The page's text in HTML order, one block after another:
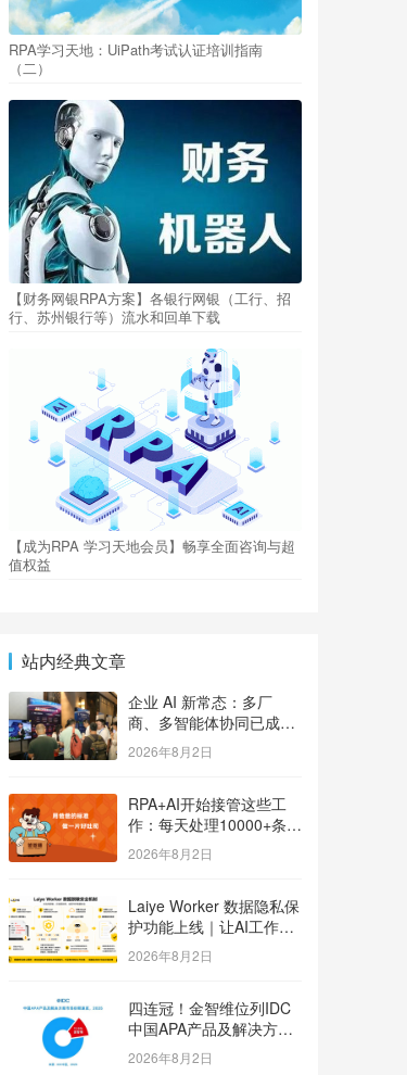
RPA学习天地：UiPath考试认证培训指南
（二）
【财务网银RPA方案】各银行网银（工行、招
行、苏州银行等）流水和回单下载
【成为RPA 学习天地会员】畅享全面咨询与超
值权益
站内经典文章
企业 AI 新常态：多厂
商、多智能体协同已成大
势
2026年8月2日
RPA+AI开始接管这些工
作：每天处理10000+条用
户反馈，把差评变成订单
2026年8月2日
Laiye Worker 数据隐私保
护功能上线｜让AI工作流
兼顾效率与数据安全
2026年8月2日
四连冠！金智维位列IDC
中国APA产品及解决方案
市场份额第一
2026年8月2日